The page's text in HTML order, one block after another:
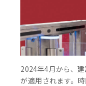
2024年4月から、
が適用されます。